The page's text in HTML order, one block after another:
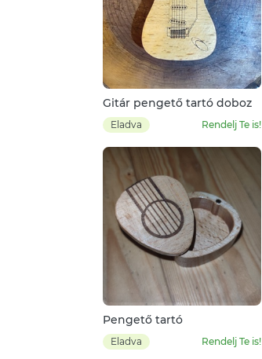
Gitár pengető tartó doboz
Eladva Rendelj Te is!
Pengető tartó
Eladva Rendelj Te is!